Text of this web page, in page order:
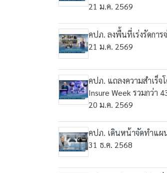
21 ม.ค. 2569
คปภ. ลงพื้นที่เร่งรัดกา
21 ม.ค. 2569
คปภ. แถลงความสำเร็
Insure Week รวมกว่า
20 ม.ค. 2569
คปภ. เดินหน้าจัดทำแผ
31 ธ.ค. 2568